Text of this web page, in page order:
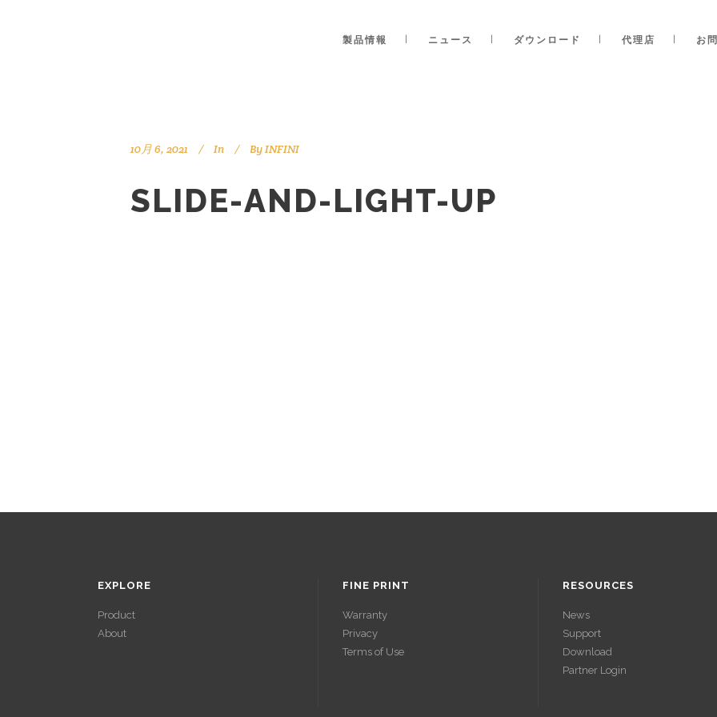
製品情報 ニュース ダウンロード 代理店 お
10月 6, 2021 In ByINFINI
SLIDE-AND-LIGHT-UP
EXPLORE
Product
About
FINE PRINT
Warranty
Privacy
Terms of Use
RESOURCES
News
Support
Download
Partner Login